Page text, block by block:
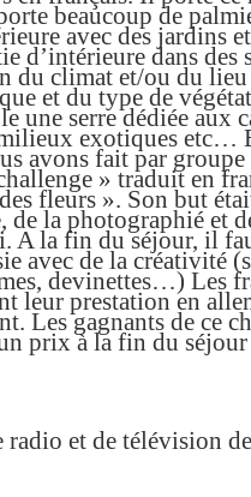
beaucoup de
avec des jardins
d’intérieure dans des
du climat et/ou du lieu
et du type de
une serre dédiée aux
exotiques etc…
avons fait par groupe
» traduit en
fleurs ». Son but
de la photographié et
A la fin du séjour, il
avec de la créativité
devinettes…) Les
leur prestation en
Les gagnants de ce
prix à la fin du
radio et de télévision